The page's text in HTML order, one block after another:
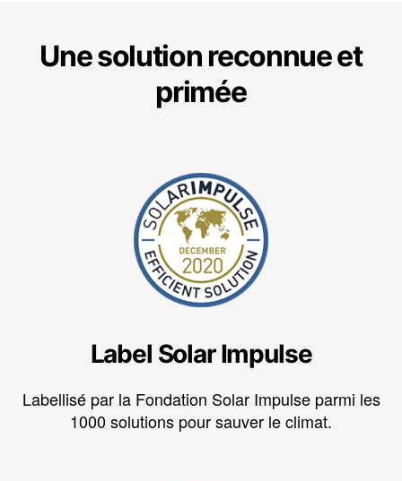
Une solution reconnue et
primée
Label Solar Impulse
Labellisé par la Fondation Solar Impulse parmi les
1000 solutions pour sauver le climat.